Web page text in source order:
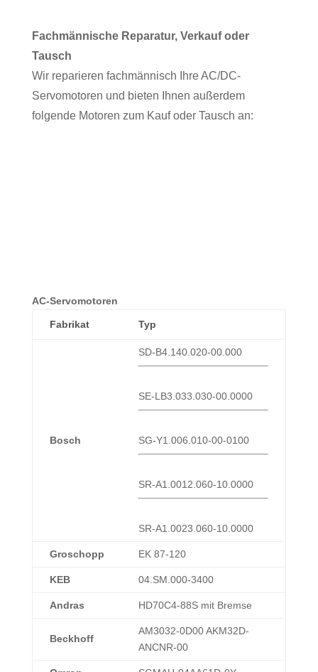
Fachmännische Reparatur, Verkauf oder
Tausch
Wir reparieren fachmännisch Ihre AC/DC-
Servomotoren und bieten Ihnen außerdem
folgende Motoren zum Kauf oder Tausch an:
AC-Servomotoren
Fabrikat Typ
Bosch
SD-B4.140.020-00.000
SE-LB3.033.030-00.0000
SG-Y1.006.010-00-0100
SR-A1.0012.060-10.0000
SR-A1.0023.060-10.0000
Groschopp EK 87-120
KEB 04.SM.000-3400
Andras HD70C4-88S mit Bremse
Beckhoff
AM3032-0D00 AKM32D-
ANCNR-00